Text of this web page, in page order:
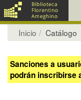
Inicio Catálogo
Sanciones a
podrán inscribirse